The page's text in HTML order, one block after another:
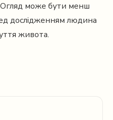
може бути менш
дослідженням людина
живота.